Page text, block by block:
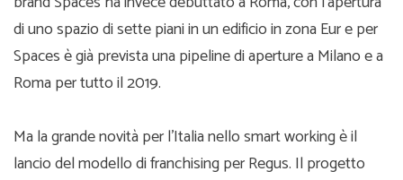
di uno spazio di sette piani in un edificio in zona Eur e per
Spaces è già prevista una pipeline di aperture a Milano e a
Roma per tutto il 2019.
Ma la grande novità per l’Italia nello smart working è il
lancio del modello di franchising per Regus. Il progetto